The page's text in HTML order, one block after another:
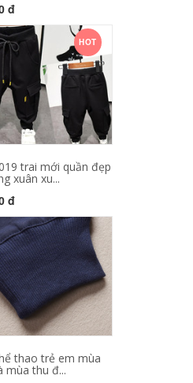
đ
HOT
trai mới quần đẹp
xuân xu...
đ
thao trẻ em mùa
mùa thu đ...